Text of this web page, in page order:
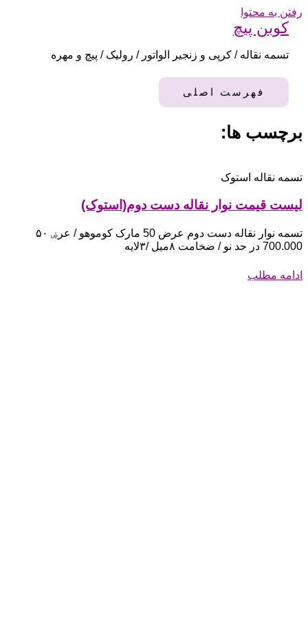
رفتن به محتوا
کوبن پیچ
تسمه نقاله / کرپی و زنجیر الواتور / رولیک / پیچ و مهره
فهرست اصلی
برچسب ها:
تسمه نقاله استوک
لیست قیمت نوار نقاله دست دوم(استوک)
تسمه نوار نقاله دست دوم عرض 50 مارک کوموهو / عرۻ ۵۰
700.000 در حد نو / ضخامت ۸میل /۳لایه
ادامه مطلب